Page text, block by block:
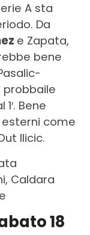
A sta
Da
e Zapata,
bene
probbaile
Bene
come
Ilicic.
Caldara
18